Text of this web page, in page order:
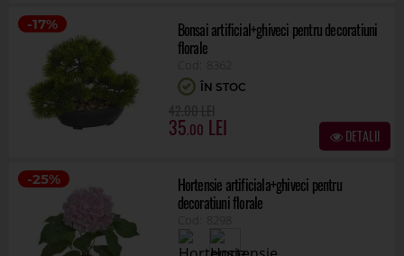
-17%
Bonsai artificial+ghiveci pentru decoratiuni
florale
8362
ÎN STOC
35.00 DETALII
-25%
Hortensie artificiala+ghiveci pentru
decoratiuni florale
8298